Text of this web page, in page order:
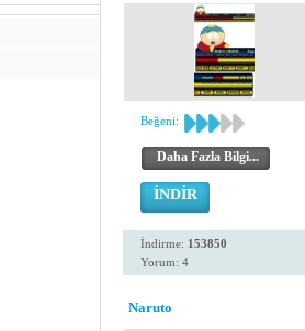
Beğeni:
Daha Fazla Bilgi...
İNDİR
İndirme: 153850
Yorum: 4
Naruto